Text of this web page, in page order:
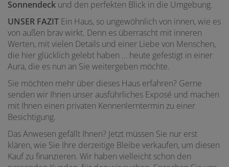
Sonnendeck und den perfekten Blick in die Umgebung.
UNSER FAZIT Ein Haus, so ungewöhnlich von innen, wie es
von außen brav wirkt. Denn es überrascht mit inneren
Werten, mit vielen Details und einer Liebe von Menschen,
die hier glücklich gelebt haben … heute gefestigt in einer
Aura, die es nun an Sie weitergeben möchte.
Sie möchten mehr über dieses Haus erfahren? Gerne
senden wir Ihnen unser ausführliches Exposé und machen
mit Ihnen einen privaten Kennenlerntermin zu einer
Besichtigung.
Das Anwesen gefällt Ihnen? Jetzt müssen Sie nur erst
klären, wie Sie Ihre derzeitige Bleibe verkaufen, um diesen
Kauf zu finanzieren. Wir haben vielleicht schon den